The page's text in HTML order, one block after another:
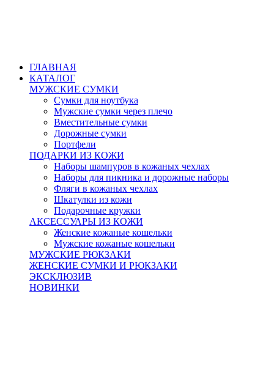
ГЛАВНАЯ
КАТАЛОГ
МУЖСКИЕ СУМКИ
Сумки для ноутбука
Мужские сумки через плечо
Вместительные сумки
Дорожные сумки
Портфели
ПОДАРКИ ИЗ КОЖИ
Наборы шампуров в кожаных чехлах
Наборы для пикника и дорожные наборы
Фляги в кожаных чехлах
Шкатулки из кожи
Подарочные кружки
АКСЕССУАРЫ ИЗ КОЖИ
Женские кожаные кошельки
Мужские кожаные кошельки
МУЖСКИЕ РЮКЗАКИ
ЖЕНСКИЕ СУМКИ И РЮКЗАКИ
ЭКСКЛЮЗИВ
НОВИНКИ